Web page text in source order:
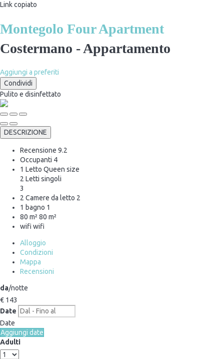
Link copiato
Montegolo Four Apartment
Costermano -Appartamento
Aggiungi a preferiti
Condividi
Pulito e disinfettato
DESCRIZIONE
Recensione 9.2
Occupanti 4
1 Letto Queen size
2 Letti singoli
3
2 Camere da letto 2
1 bagno 1
80 m²80 m²
wifi wifi
Alloggio
Condizioni
Mappa
Recensioni
da/notte
€ 143
Date
Date
Aggiungi date
Adulti